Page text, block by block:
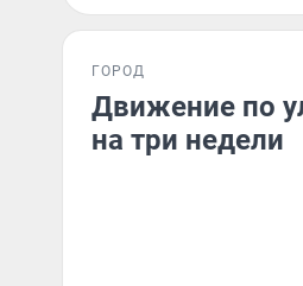
ГОРОД
Движение по
на три недели